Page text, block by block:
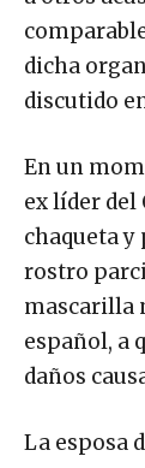
dicha
discutido
En un
ex líder del
chaqueta
rostro
mascarilla
español, a
daños
La esposa